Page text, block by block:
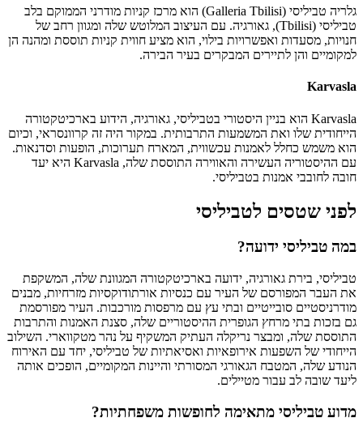
גלריה טביליסי (Galleria Tbilisi) הוא מרכז קניות מודרני הממוקם בלב
טביליסי (Tbilisi), גאורגיה. עם העיצוב המלוטש שלה ומגוון רחב של
חנויות, מסעדות ואפשרויות בילוי, הוא מציע חווית קניות תוססת ומהנה הן
למקומיים והן לתיירים המבקרים בעיר הבירה.
Karvasla
Karvasla הוא בניין היסטורי בטביליסי, גאורגיה, הידוע בארכיטקטורה
הייחודית שלו ואת המשמעות התרבותית. במקור היה זה קרוונסראי, וכיום
הוא משמש כחלל לאמנות עכשווית, המארח תערוכות, הופעות וסדנאות.
עם ההיסטוריה העשירה והאווירה התוססת שלה, Karvasla היא יעד
חובה לחובבי אמנות בטביליסי.
לפני שטסים לטביליסי
במה טביליסי ידועה?
טביליסי, בירת גאורגיה, ידועה בארכיטקטורה המגוונת שלה, המשקפת
את העבר המפורסם של העיר עם כנסיות אורתודוקסיות מזרחיות, מבנים
מודרניסטיים סובייטיים ובתי עץ עם מרפסות מורכבות. העיר מפורסמת
גם בזכות בתי מרחץ הגופרית ההיסטוריים שלה, סצנת האמנות והתרבות
התוססת שלה, ומבצר נריקלה העתיק המשקיף על נהר מטקווארי. השילוב
הייחודי של השפעות אירופאיות ואסיאתיות של טביליסי, יחד עם האירוח
הנודע שלה, המטבח הגאורגי המסורתי והיינות המקומיים, הופכים אותה
ליעד שובה לב עבור מטיילים.
מדוע טביליסי מתאימה לחופשות משפחתיות?